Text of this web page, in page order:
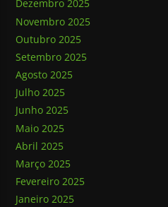
Dezembro 2025
Novembro 2025
Outubro 2025
Setembro 2025
Agosto 2025
Julho 2025
Junho 2025
Maio 2025
Abril 2025
Março 2025
Fevereiro 2025
Janeiro 2025